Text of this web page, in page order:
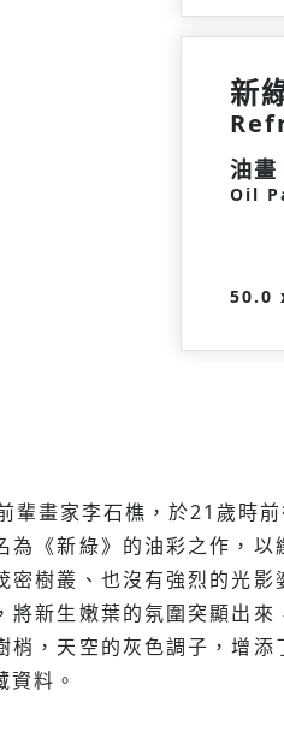
新
油畫
Oil
50.0
輩畫家李石樵，於21歲時
為《新綠》的油彩之作，
密樹叢、也沒有強烈的光
將新生嫩葉的氛圍突顯出
梢，天空的灰色調子，增
資料。